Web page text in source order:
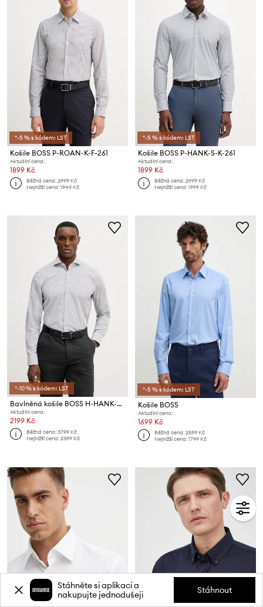
*-5 % s kódem: LST
Košile BOSS P-ROAN-K-F-261
Aktuální cena:
1899 Kč
Běžná cena:2999 Kč
Nejnižší cena:1949 Kč
*-5 % s kódem: LST
Košile BOSS P-HANK-S-K-261
Aktuální cena:
1899 Kč
Běžná cena:2999 Kč
Nejnižší cena:1999 Kč
*-10 % s kódem: LST
Bavlněná košile BOSS H-HANK-SP-B1-C1-261
Aktuální cena:
2199 Kč
Běžná cena:3799 Kč
Nejnižší cena:2399 Kč
*-5 % s kódem: LST
Košile BOSS
Aktuální cena:
1699 Kč
Běžná cena:2599 Kč
Nejnižší cena:1799 Kč
Stáhněte si aplikaci a
nakupujte jednodušeji
Stáhnout